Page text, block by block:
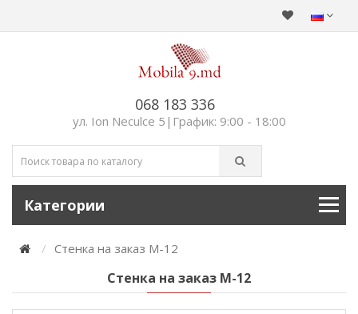
068 183 336
ул. Ion Neculce 5|График: 9:00 - 18:00
Категории
Стенка на заказ М-12
Стенка на заказ М-12